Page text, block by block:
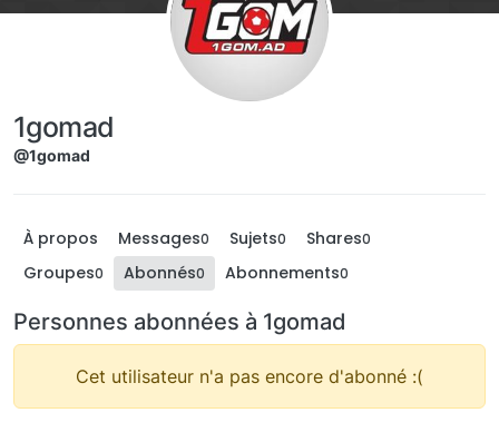
1gomad
@1gomad
À propos Messages0 Sujets0 Shares0
Groupes0 Abonnés0 Abonnements0
Personnes abonnées à 1gomad
Cet utilisateur n'a pas encore d'abonné :(